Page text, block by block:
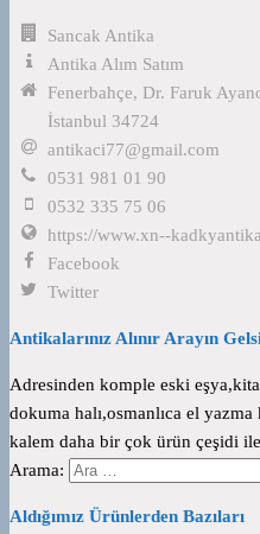
Sancak Antika
Antika Alım Satım
Fenerbahçe, Dr. Faruk
İstanbul 34724
antikaci77@gmail.com
0531 981 01 90
0532 335 75 06
https://www.xn--
Facebook
Twitter
Antikalarınız Alınır Arayın
Adresinden komple eski
dokuma halı,osmanlıca el
kalem daha bir çok ürün çeşidi
Arama:
Aldığımız Ürünlerden Bazıları